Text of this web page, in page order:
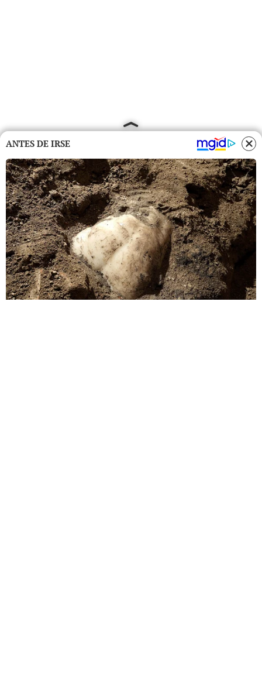
ANTES DE IRSE